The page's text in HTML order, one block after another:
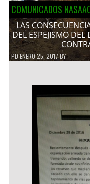
COMUNICADOS
LAS
DEL ESPEJISMO
PDENERO 25, 2017BY